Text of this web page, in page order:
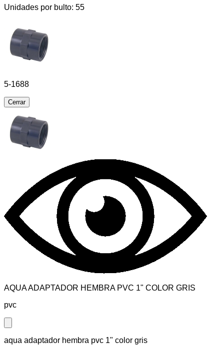
Unidades por bulto: 55
5-1688
Cerrar
AQUA ADAPTADOR HEMBRA PVC 1" COLOR GRIS
pvc
Close modal
aqua adaptador hembra pvc 1" color gris